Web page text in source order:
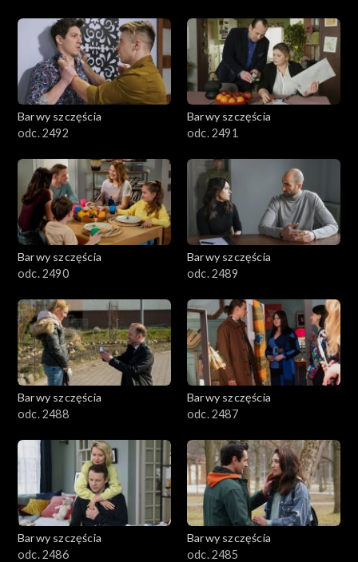
1801–1900
1701–1800
1601–1700
1501–1600
1401–1500
1301–1400
1101–1200
1001–1100
901–1000
801–900
782–800
Barwy szczęścia
odc. 2492
Barwy szczęścia
odc. 2491
Barwy szczęścia
odc. 2490
Barwy szczęścia
odc. 2489
Barwy szczęścia
odc. 2488
Barwy szczęścia
odc. 2487
Barwy szczęścia
odc. 2486
Barwy szczęścia
odc. 2485